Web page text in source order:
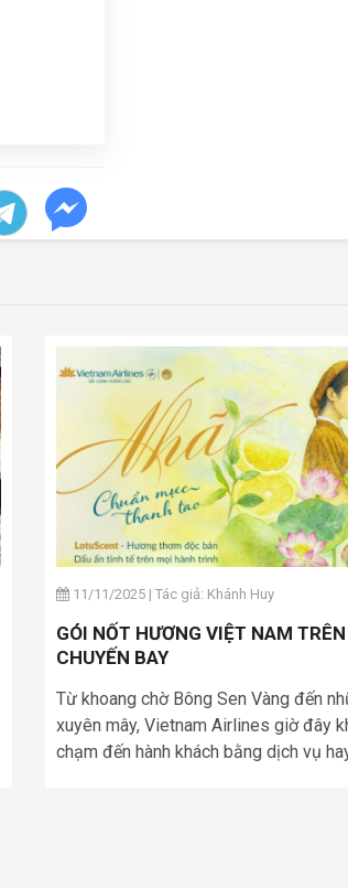
11/11/2025 | Tác giả: Khánh Huy
GÓI NỐT HƯƠNG VIỆT NAM
CHUYẾN BAY
Từ khoang chờ Bông Sen Vàng đến
xuyên mây, Vietnam Airlines giờ đây
chạm đến hành khách bằng dịch vụ